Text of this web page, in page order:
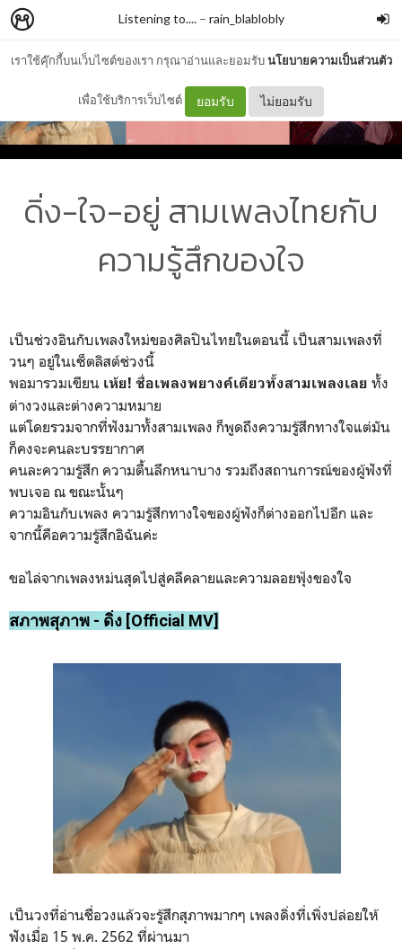
เราใช้คุ๊กกี้บนเว็บไซต์ของเรา กรุณาอ่านและยอมรับนโยบายความเป็นส่วนตัว
เพื่อใช้บริการเว็บไซต์ ยอมรับ ไม่ยอมรับ
Listening to....– rain_blablobly
ดิ่ง-ใจ-อยู่ สามเพลงไทยกับ
ความรู้สึกของใจ
เป็นช่วงอินกับเพลงใหม่ของศิลปินไทยในตอนนี้ เป็นสามเพลงที่
วนๆ อยู่ในเซ็ตลิสต์ช่วงนี้
พอมารวมเขียน เห้ย! ชื่อเพลงพยางค์เดียวทั้งสามเพลงเลย ทั้ง
ต่างวงและต่างความหมาย
แต่โดยรวมจากที่ฟังมาทั้งสามเพลง ก็พูดถึงความรู้สึกทางใจแต่มัน
ก็คงจะคนละบรรยากาศ
คนละความรู้สึก ความตื้นลึกหนาบาง รวมถึงสถานการณ์ของผู้ฟังที่
พบเจอ ณ ขณะนั้นๆ
ความอินกับเพลง ความรู้สึกทางใจของผู้ฟังก็ต่างออกไปอีก และ
จากนี้คือความรู้สึกอิฉันค่ะ
ขอไล่จากเพลงหม่นสุดไปสู่คลีคลายและความลอยฟุ้งของใจ
สภาพสุภาพ - ดิ่ง [Official MV]
เป็นวงที่อ่านชื่อวงแล้วจะรู้สึกสุภาพมากๆ เพลงดิ่งที่เพิ่งปล่อยให้
ฟังเมื่อ 15 พ.ค. 2562 ที่ผ่านมา